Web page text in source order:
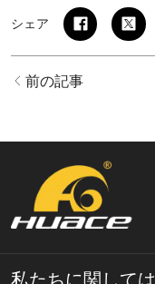
シェア
前の記事